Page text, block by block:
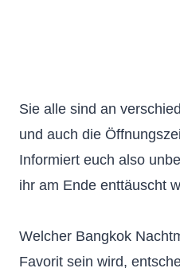
Sie alle sind an
und auch die
Informiert euch also
ihr am Ende enttäuscht
Welcher Bangkok
Favorit sein wird,